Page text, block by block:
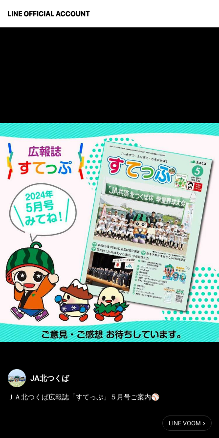
JA北つくば
ＪＡ北つくば広報誌「すてっぷ」５月号ご案内⚾
http://www.ja-kitatsukuba.or.jp/about/magazine
LINE VOOM